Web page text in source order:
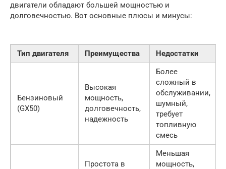
двигатели обладают большей мощностью и
долговечностью. Вот основные плюсы и минусы:
Тип двигателя Преимущества Недостатки
Бензиновый
(GX50)
Высокая
мощность,
долговечность,
надежность
Более
сложный в
обслуживании,
шумный,
требует
топливную
смесь
Простота в
Меньшая
мощность,